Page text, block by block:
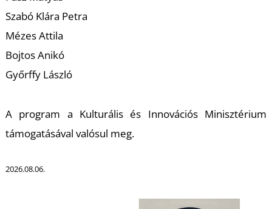
Szabó Klára Petra
Mézes Attila
Bojtos Anikó
Győrffy László
A program a Kulturális és Innovációs Minisztérium
támogatásával valósul meg.
2026.08.06.